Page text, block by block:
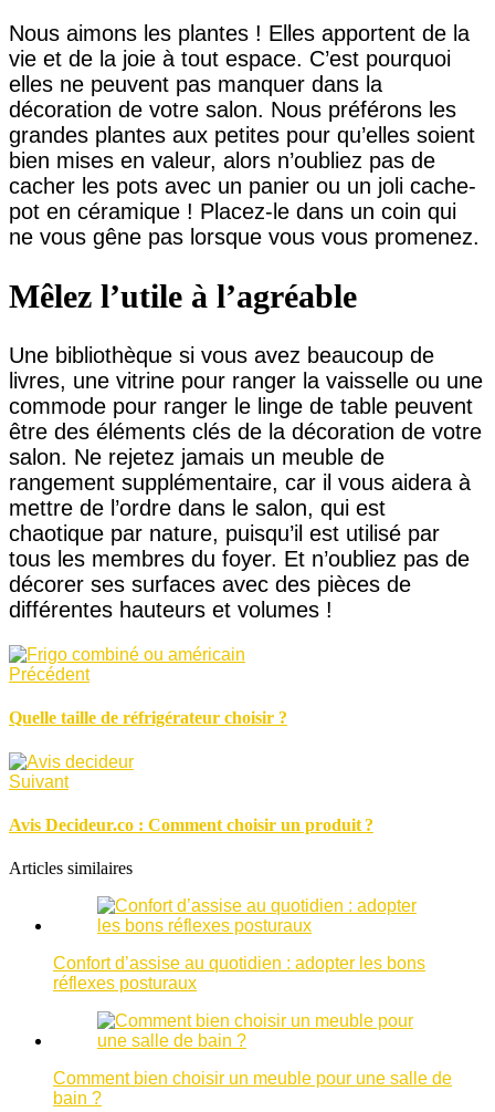
Nous aimons les plantes ! Elles apportent de la
vie et de la joie à tout espace. C’est pourquoi
elles ne peuvent pas manquer dans la
décoration de votre salon. Nous préférons les
grandes plantes aux petites pour qu’elles soient
bien mises en valeur, alors n’oubliez pas de
cacher les pots avec un panier ou un joli cache-
pot en céramique ! Placez-le dans un coin qui
ne vous gêne pas lorsque vous vous promenez.
Mêlez l’utile à l’agréable
Une bibliothèque si vous avez beaucoup de
livres, une vitrine pour ranger la vaisselle ou une
commode pour ranger le linge de table peuvent
être des éléments clés de la décoration de votre
salon. Ne rejetez jamais un meuble de
rangement supplémentaire, car il vous aidera à
mettre de l’ordre dans le salon, qui est
chaotique par nature, puisqu’il est utilisé par
tous les membres du foyer. Et n’oubliez pas de
décorer ses surfaces avec des pièces de
différentes hauteurs et volumes !
Précédent
Quelle taille de réfrigérateur choisir ?
Suivant
Avis Decideur.co : Comment choisir un produit ?
Articles similaires
Confort d’assise au quotidien : adopter les bons
réflexes posturaux
Comment bien choisir un meuble pour une salle de
bain ?